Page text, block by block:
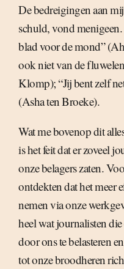
De bedreigingen aan
schuld, vond
blad voor de mond”
ook niet van de
Klomp); “Jij bent zelf
(Asha ten Broeke).
Wat me bovenop dit
is het feit dat er zoveel
onze belagers zaten.
ontdekten dat het meer
nemen via onze
heel wat journalisten
door ons te belasteren
tot onze broodheren